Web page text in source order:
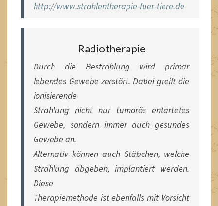
http://www.strahlentherapie-fuer-tiere.de
Radiotherapie
Durch die Bestrahlung wird primär
lebendes Gewebe zerstört. Dabei greift die
ionisierende
Strahlung nicht nur tumorös entartetes
Gewebe, sondern immer auch gesundes
Gewebe an.
Alternativ können auch Stäbchen, welche
Strahlung abgeben, implantiert werden.
Diese
Therapiemethode ist ebenfalls mit Vorsicht